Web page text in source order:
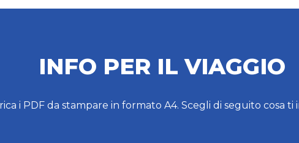
INFO PER IL VIAGGIO
i PDF da stampare in formato A4. Scegli di seguito cosa ti